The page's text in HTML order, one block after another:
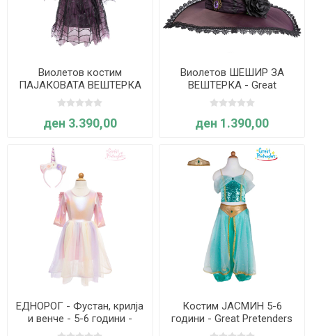
Виолетов костим
ПАЈАКОВАТА ВЕШТЕРКА
со шапка - 7-8 години -
Great Pretenders
ден 3.390,00
Виолетов ШЕШИР ЗА
ВЕШТЕРКА - Great
Pretenders
ден 1.390,00
ЕДНОРОГ - Фустан, крилја
и венче - 5-6 години -
Great Pretenders
Костим ЈАСМИН 5-6
години - Great Pretenders